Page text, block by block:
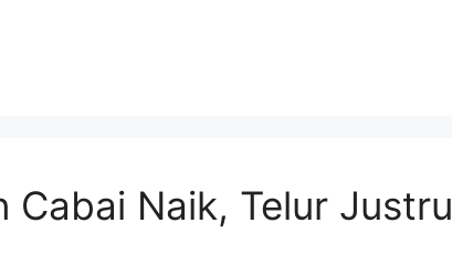
Cabai Naik, Telur Justru